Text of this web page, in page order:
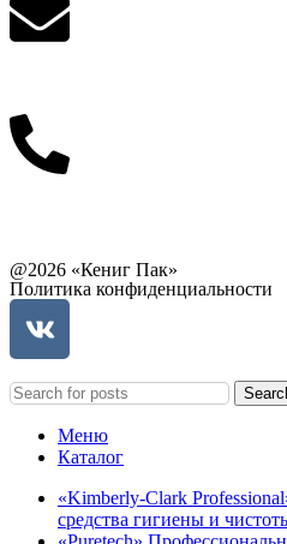
@2026 «Кениг Пак»
Политика конфиденциальности
Меню
Каталог
«Kimberly-Clark
средства гигиены и